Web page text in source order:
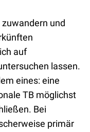
und
auf
lassen.
eines: eine
TB möglichst
Bei
primär